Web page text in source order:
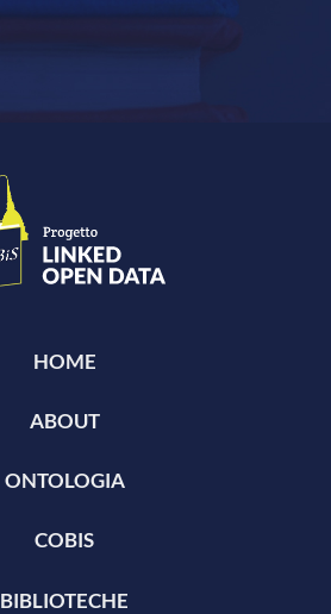
HOME
ABOUT
ONTOLOGIA
COBIS
BIBLIOTECHE